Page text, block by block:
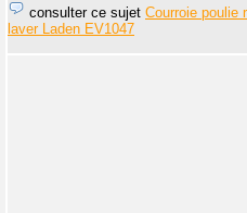
consulter ce sujet Courroie poulie
laver Laden EV1047